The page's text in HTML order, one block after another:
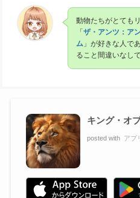
動物たちがとても
「 ザ・アンツ：ア
ム」が好きな人で
ること間違いなし
キング・オ
posted with アプ